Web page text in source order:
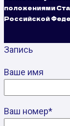
положениями
Российской
Запись
Ваше имя
Ваш номер*